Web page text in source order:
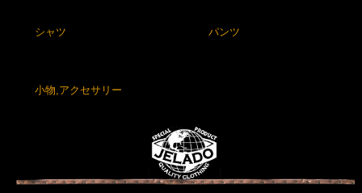
シャツ パンツ
小物,アクセサリー